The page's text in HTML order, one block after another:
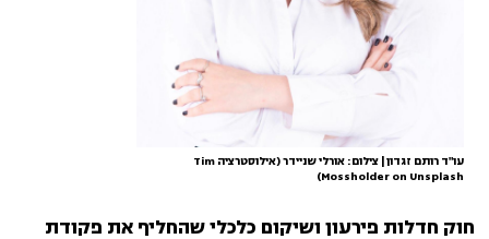
עו"ד רותם זגדון | צילום: אורלי שניידר (אילוסטרציה Tim
Mossholder on Unsplash)
חוק חדלות פירעון ושיקום כלכלי שהחליף את פקודת